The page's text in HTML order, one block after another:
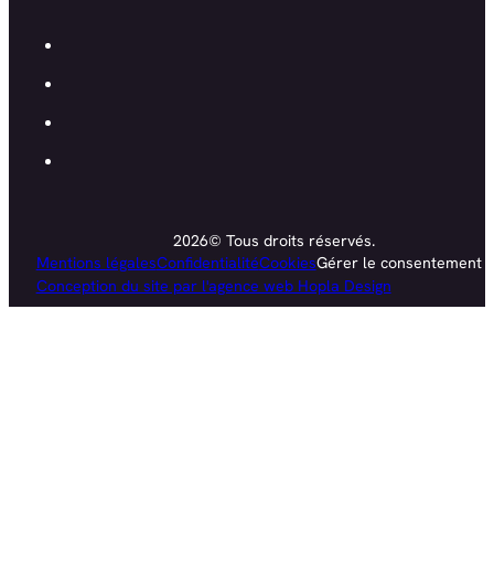
2026© Tous droits réservés.
Mentions légalesConfidentialitéCookiesGérer le consentement
Conception du site par l'agence web Hopla Design